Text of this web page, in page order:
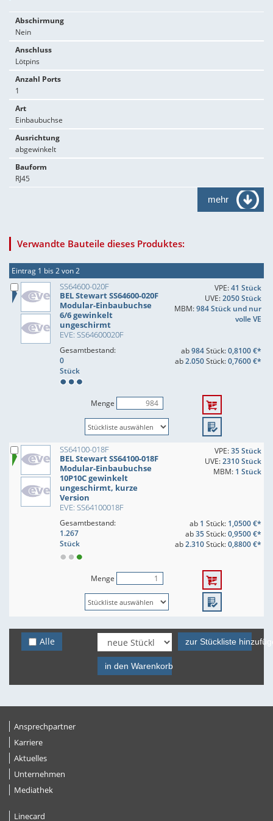
Abschirmung
Nein
Anschluss
Lötpins
Anzahl Ports
1
Art
Einbaubuchse
Ausrichtung
abgewinkelt
Bauform
RJ45
mehr
Verwandte Bauteile dieses Produktes:
Eintrag 1 bis 2 von 2
SS64600-020F
BEL Stewart SS64600-020F
Modular-Einbaubuchse
6/6 gewinkelt
ungeschirmt
EVE: SS64600020F
VPE:41 Stück
UVE:2050 Stück
MBM:984 Stück und nur
volle VE
Gesamtbestand:
0
Stück
ab984Stück:0,8100 €*
ab2.050Stück:0,7600 €*
Menge
SS64100-018F
BEL Stewart SS64100-018F
Modular-Einbaubuchse
10P10C gewinkelt
ungeschirmt, kurze
Version
EVE: SS64100018F
VPE:35 Stück
UVE:2310 Stück
MBM: 1 Stück
Gesamtbestand:
1.267
Stück
ab 1 Stück: 1,0500 €*
ab35Stück:0,9500 €*
ab2.310Stück:0,8800 €*
Menge
Alle zur Stückliste
in den Warenkorb
Ansprechpartner
Karriere
Aktuelles
Unternehmen
Mediathek
Linecard